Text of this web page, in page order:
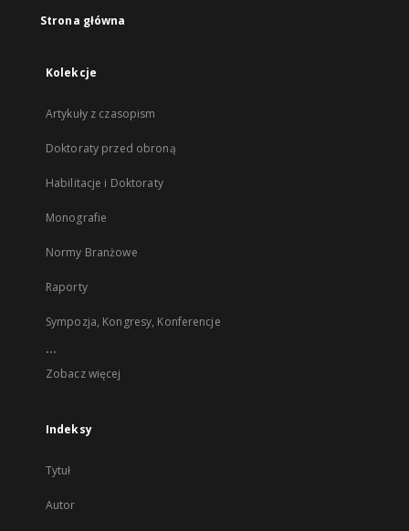
Strona główna
Kolekcje
Artykuły z czasopism
Doktoraty przed obroną
Habilitacje i Doktoraty
Monografie
Normy Branżowe
Raporty
Sympozja, Kongresy, Konferencje
...
Zobacz więcej
Indeksy
Tytuł
Autor